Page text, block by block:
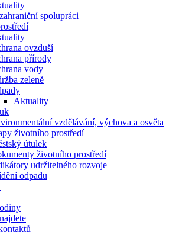
spolupráci
ovzduší
přírody
vody
zeleně
Aktuality
vzdělávání, výchova a osvěta
životního prostředí
útulek
životního prostředí
udržitelného rozvoje
odpadu